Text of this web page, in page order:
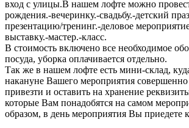
вход с улицы.В нашем лофте можно
рождения.-вечеринку.-свадьбу.-детский
презентацию/тренинг.-деловое
выставку.-мастер.-класс.
В стоимость включено все необходимое
посуда, уборка оплачивается отдельно.
Так же в нашем лофте есть мини-склад,
накануне Вашего мероприятия совершенно
привезти и оставить на хранение
которые Вам понадобятся на самом
образом, в день мероприятия Вы приедете